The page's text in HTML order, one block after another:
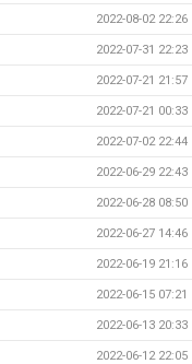
2022-08-02 22:26
2022-07-31 22:23
2022-07-21 21:57
2022-07-21 00:33
2022-07-02 22:44
2022-06-29 22:43
2022-06-28 08:50
2022-06-27 14:46
2022-06-19 21:16
2022-06-15 07:21
2022-06-13 20:33
2022-06-12 22:05